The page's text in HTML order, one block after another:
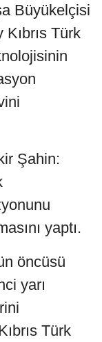
Büyükelçisi
Türk
Şahin:
yaptı.
öncüsü
yarı
Türk